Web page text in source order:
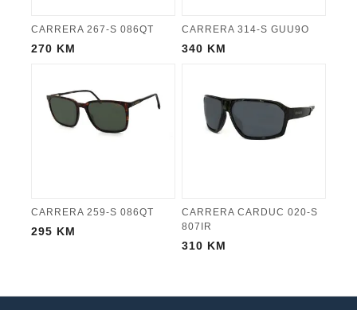
CARRERA 267-S 086QT
270 KM
CARRERA 314-S GUU9O
340 KM
CARRERA 259-S 086QT
295 KM
CARRERA CARDUC 020-S
807IR
310 KM